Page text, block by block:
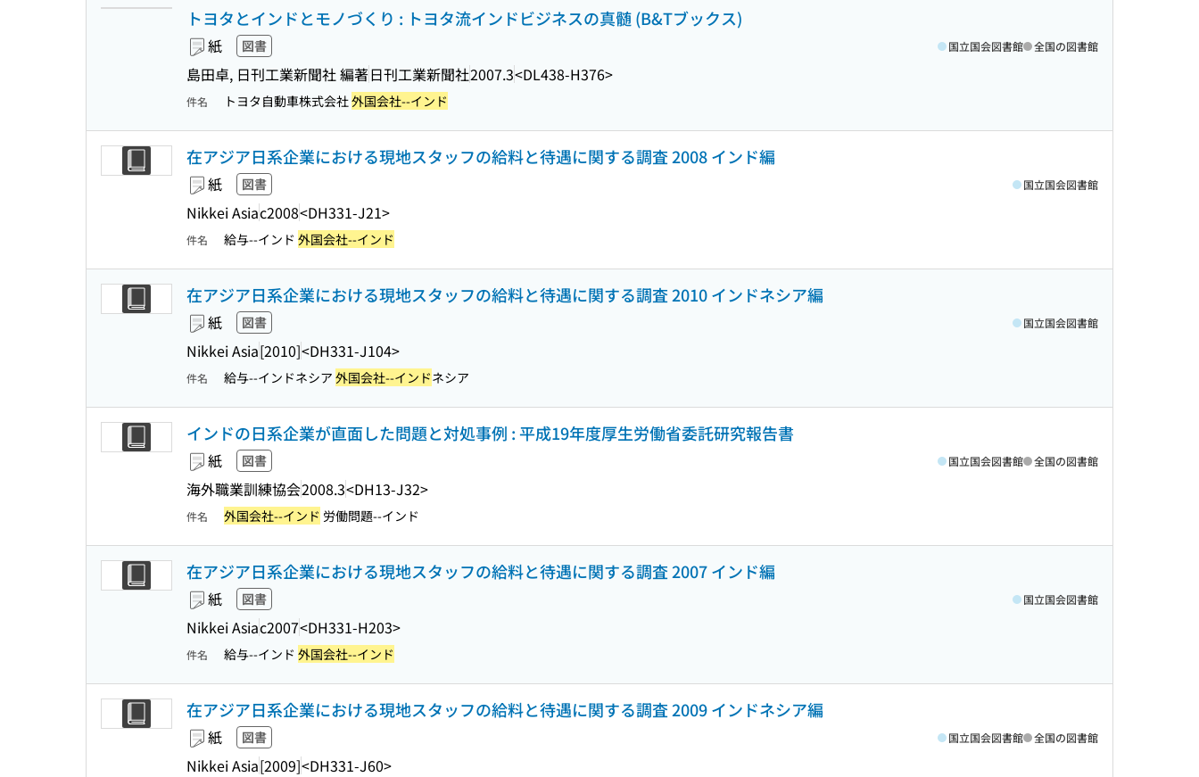
トヨタとインドとモノづくり : トヨタ流インドビジネスの真髄 (B&Tブックス)
紙 図書
島田卓, 日刊工業新聞社 編著日刊工業新聞社2007.3<DL438-H376>
国立国会図書館 全国の図書館
件名 トヨタ自動車株式会社外国会社--インド
在アジア日系企業における現地スタッフの給料と待遇に関する調査 2008 インド編
紙 図書
Nikkei Asiac2008<DH331-J21>
国立国会図書館
件名 給与--インド 外国会社--インド
在アジア日系企業における現地スタッフの給料と待遇に関する調査 2010 インドネシア編
紙 図書
Nikkei Asia[2010]<DH331-J104>
国立国会図書館
件名 給与--インドネシア 外国会社--インドネシア
インドの日系企業が直面した問題と対処事例 : 平成19年度厚生労働省委託研究報告書
紙 図書
海外職業訓練協会2008.3<DH13-J32>
国立国会図書館 全国の図書館
件名 外国会社--インド 労働問題--インド
在アジア日系企業における現地スタッフの給料と待遇に関する調査 2007 インド編
紙 図書
Nikkei Asiac2007<DH331-H203>
国立国会図書館
件名 給与--インド 外国会社--インド
在アジア日系企業における現地スタッフの給料と待遇に関する調査 2009 インドネシア編
紙 図書
Nikkei Asia[2009]<DH331-J60>
国立国会図書館 全国の図書館